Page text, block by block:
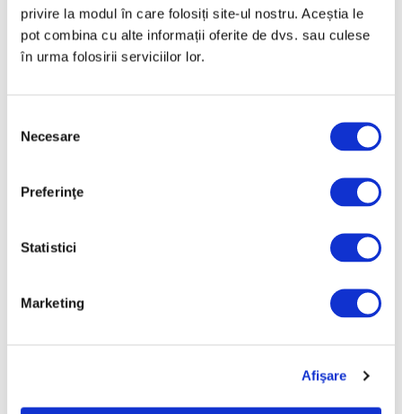
privire la modul în care folosiți site-ul nostru. Aceștia le
pot combina cu alte informații oferite de dvs. sau culese
în urma folosirii serviciilor lor.
consimțământului
Necesare
Preferinţe
Statistici
Marketing
Afişare